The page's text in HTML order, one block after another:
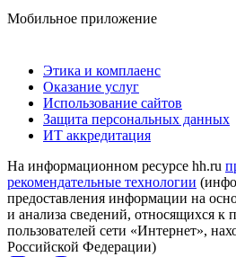
Мобильное приложение
Этика и комплаенс
Оказание услуг
Использование сайтов
Защита персональных данных
ИТ аккредитация
На информационном ресурсе hh.ru
рекомендательные технологии
предоставления информации на
и анализа сведений, относящихся к
пользователей сети «Интернет»,
Российской Федерации)